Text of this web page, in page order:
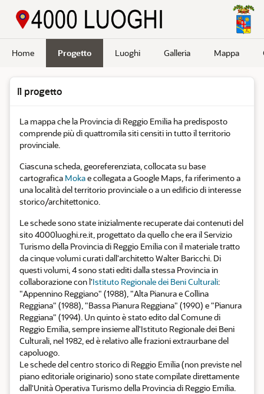
Home Progetto Luoghi Galleria Mappa
Il progetto
La mappa che la Provincia di Reggio Emilia ha predisposto
comprende più di quattromila siti censiti in tutto il territorio
provinciale.
Ciascuna scheda, georeferenziata, collocata su base
cartografica Mokae collegata a Google Maps, fa riferimento a
una località del territorio provinciale o a un edificio di interesse
storico/architettonico.
Le schede sono state inizialmente recuperate dai contenuti del
sito 4000luoghi.re.it, progettato da quello che era il Servizio
Turismo della Provincia di Reggio Emilia con il materiale tratto
da cinque volumi curati dall'architetto Walter Baricchi. Di
questi volumi, 4 sono stati editi dalla stessa Provincia in
collaborazione con l'Istituto Regionale dei Beni Culturali:
"Appennino Reggiano" (1988), "Alta Pianura e Collina
Reggiana" (1988), "Bassa Pianura Reggiana" (1990) e "Pianura
Reggiana" (1994). Un quinto è stato edito dal Comune di
Reggio Emilia, sempre insieme all'Istituto Regionale dei Beni
Culturali, nel 1982, ed è relativo alle frazioni extraurbane del
capoluogo.
Le schede del centro storico di Reggio Emilia (non previste nel
piano editoriale originario) sono state compilate direttamente
dall'Unità Operativa Turismo della Provincia di Reggio Emilia.